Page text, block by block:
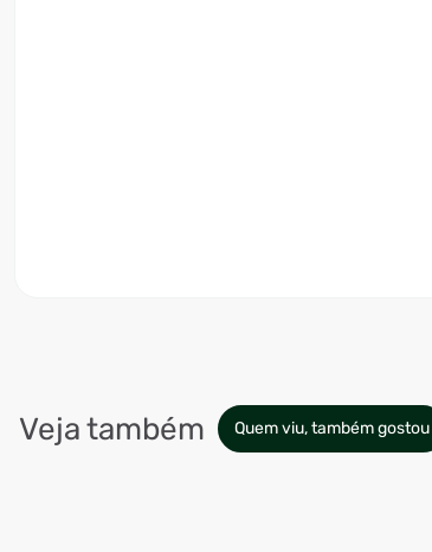
Veja também Quem viu, também gostou